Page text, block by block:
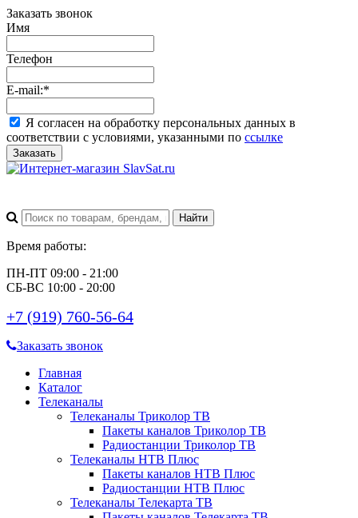
Заказать звонок
Имя
Телефон
E-mail:*
Я согласен на обработку персональных данных в
соответствии с условиями, указанными по ссылке
Заказать
Время работы:
ПН-ПТ 09:00 - 21:00
СБ-ВС 10:00 - 20:00
+7 (919) 760-56-64
Заказать звонок
Главная
Каталог
Телеканалы
Телеканалы Триколор ТВ
Пакеты каналов Триколор ТВ
Радиостанции Триколор ТВ
Телеканалы НТВ Плюс
Пакеты каналов НТВ Плюс
Радиостанции НТВ Плюс
Телеканалы Телекарта ТВ